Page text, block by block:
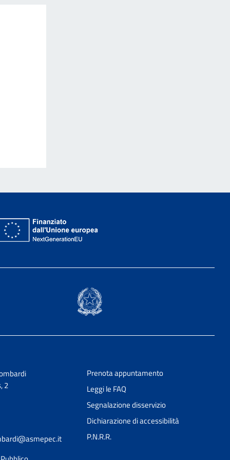
2
Prenota appuntamento
Leggi le FAQ
Segnalazione disservizio
Dichiarazione di accessibilità
P.N.R.R.